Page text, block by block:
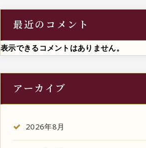
最近のコメント
表示できるコメントはありません。
アーカイブ
2026年8月